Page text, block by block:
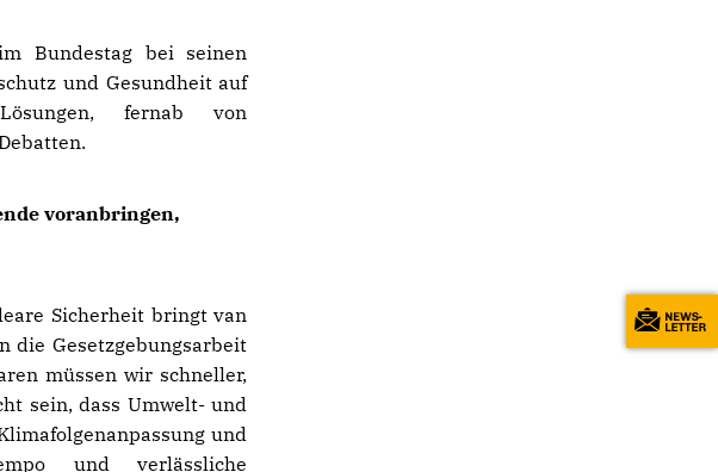
Bundestag bei seinen
und Gesundheit auf
fernab von
voranbringen,
Sicherheit bringt van
die Gesetzgebungsarbeit
müssen wir schneller,
sein, dass Umwelt- und
und
und verlässliche